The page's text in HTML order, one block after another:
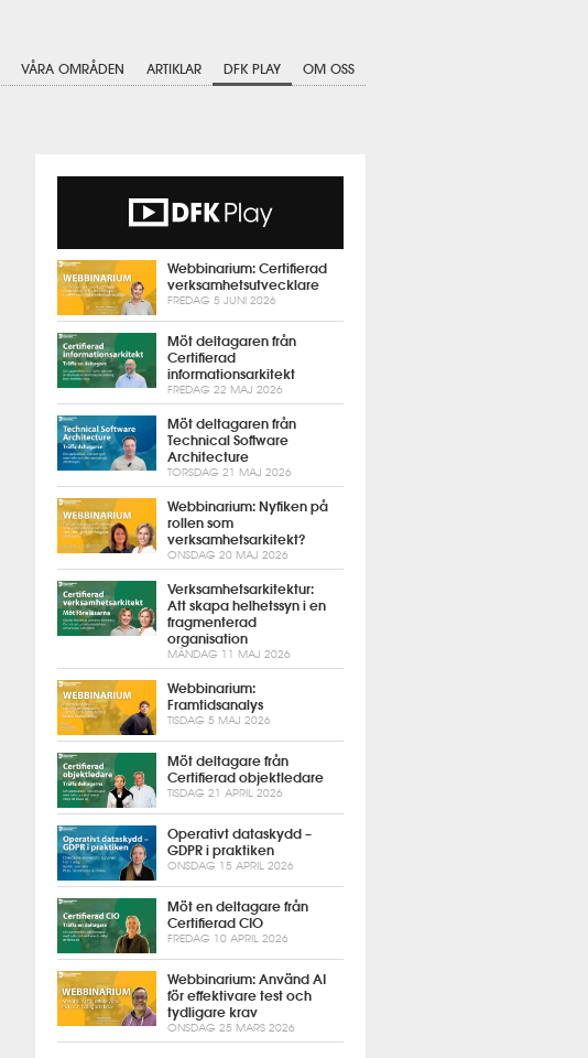
VÅRA OMRÅDEN ARTIKLAR DFK PLAY OM OSS
Webbinarium: Certifierad
verksamhetsutvecklare
FREDAG 5 JUNI 2026
Möt deltagaren från
Certifierad
informationsarkitekt
FREDAG 22 MAJ 2026
Möt deltagaren från
Technical Software
Architecture
TORSDAG 21 MAJ 2026
Webbinarium: Nyfiken på
rollen som
verksamhetsarkitekt?
ONSDAG 20 MAJ 2026
Verksamhetsarkitektur:
Att skapa helhetssyn i en
fragmenterad
organisation
MÅNDAG 11 MAJ 2026
Webbinarium:
Framtidsanalys
TISDAG 5 MAJ 2026
Möt deltagare från
Certifierad objektledare
TISDAG 21 APRIL 2026
Operativt dataskydd –
GDPR i praktiken
ONSDAG 15 APRIL 2026
Möt en deltagare från
Certifierad CIO
FREDAG 10 APRIL 2026
Webbinarium: Använd AI
för effektivare test och
tydligare krav
ONSDAG 25 MARS 2026